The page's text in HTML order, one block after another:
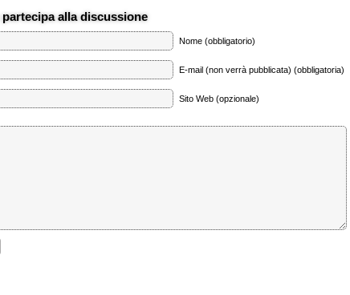
alla discussione
Nome (obbligatorio)
E-mail (non verrà pubblicata) (obbligatoria)
Sito Web (opzionale)